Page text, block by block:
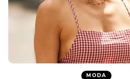
MODA